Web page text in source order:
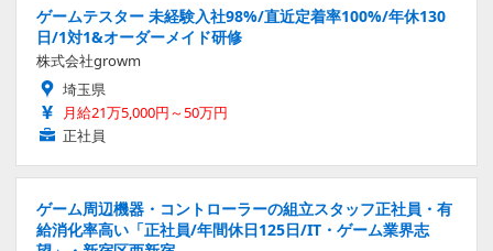
ゲームテスター 未経験入社98%/直近定着率100%/年休130
日/1対1&オーダーメイド研修
株式会社growm
埼玉県
月給21万5,000円～50万円
正社員
ゲーム周辺機器・コントローラーの組立スタッフ正社員・有
給消化率高い「正社員/年間休日125日/IT・ゲーム業界志